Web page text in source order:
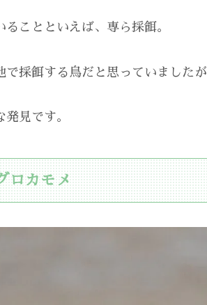
ることといえば、専ら採餌。
で採餌する鳥だと思っていました
発見です。
ロカモメ